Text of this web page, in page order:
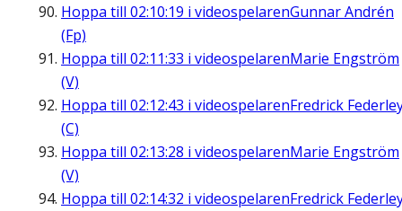
Hoppa till 02:10:19 i videospelarenGunnar Andrén
(Fp)
Hoppa till 02:11:33 i videospelarenMarie Engström
(V)
Hoppa till 02:12:43 i videospelarenFredrick
(C)
Hoppa till 02:13:28 i videospelarenMarie Engström
(V)
Hoppa till 02:14:32 i videospelarenFredrick